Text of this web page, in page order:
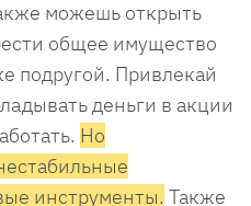
можешь открыть
общее имущество
подругой. Привлекай
деньги в акции
Но
инструменты. Также